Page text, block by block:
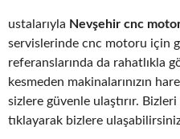
ustalarıyla Nevşehir cnc
servislerinde cnc motoru için
referanslarında da rahatlıkla
kesmeden makinalarınızın
sizlere güvenle ulaştırır. Bizleri
tıklayarak bizlere